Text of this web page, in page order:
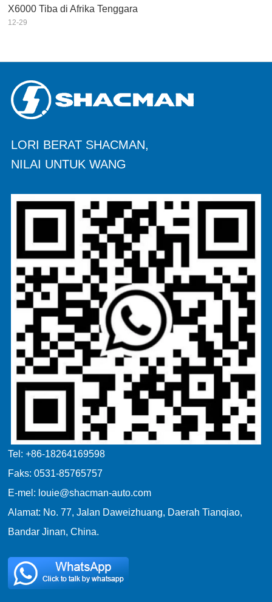
X6000 Tiba di Afrika Tenggara
12-29
LORI BERAT SHACMAN,
NILAI UNTUK WANG
Tel: +86-18264169598
Faks: 0531-85765757
E-mel: louie@shacman-auto.com
Alamat: No. 77, Jalan Daweizhuang, Daerah Tianqiao,
Bandar Jinan, China.